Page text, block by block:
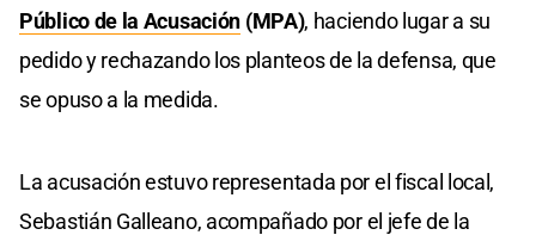
Público de la Acusación (MPA), haciendo lugar a su
pedido y rechazando los planteos de la defensa, que
se opuso a la medida.
La acusación estuvo representada por el fiscal local,
Sebastián Galleano, acompañado por el jefe de la